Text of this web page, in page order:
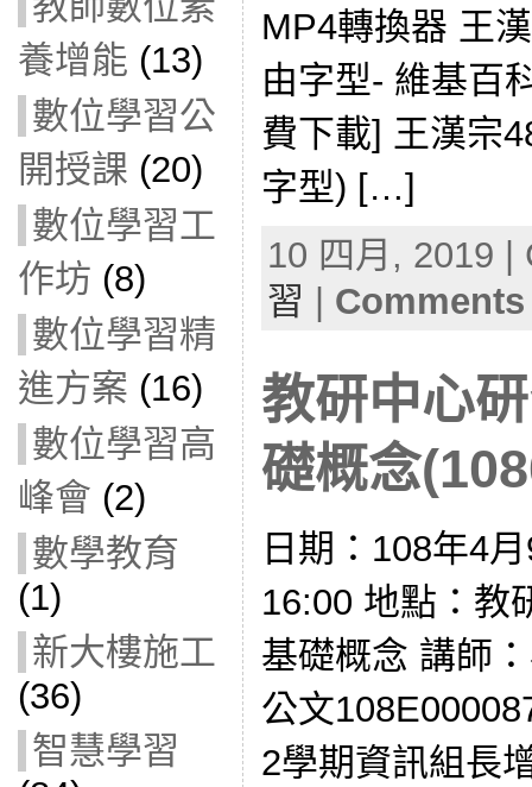
養增能 (13)
數位學習公
開授課 (20)
數位學習工
作坊 (8)
數位學習精
進方案 (16)
數位學習高
峰會 (2)
數學教育
(1)
新大樓施工
(36)
智慧學習
MP4轉換器 王
由字型- 維基百
費下載] 王漢宗
字型) […]
10 四月, 2019
習 |
教研中心
礎概念
日期：108年4
16:00 地點：教
基礎概念 講師
公文
2學期資訊組長